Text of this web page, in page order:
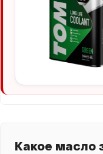
Какое масло